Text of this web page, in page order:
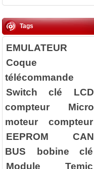
Tags
EMULATEUR
Coque
télécommande
Switch clé
LCD
compteur
Micro
moteur compteur
EEPROM
CAN
BUS
bobine clé
Module Temic